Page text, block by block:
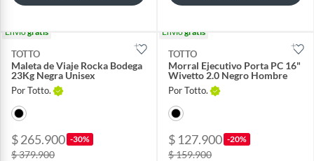
Envíogratis
TOTTO
Maleta de Viaje Rocka Bodega
23Kg Negra Unisex
Por Totto.
$ 265.900 -30%
$ 379.900
Envíogratis
TOTTO
Morral Ejecutivo Porta PC 16"
Wivetto 2.0 Negro Hombre
Por Totto.
$ 127.900 -20%
$ 159.900